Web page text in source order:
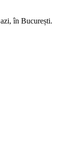
în București.